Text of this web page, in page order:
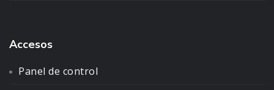
Accesos
Panel de control